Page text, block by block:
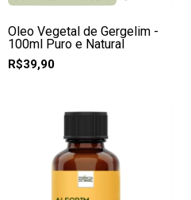
Óleo Vegetal de Gergelim -
100ml Puro e Natural
R$39,90